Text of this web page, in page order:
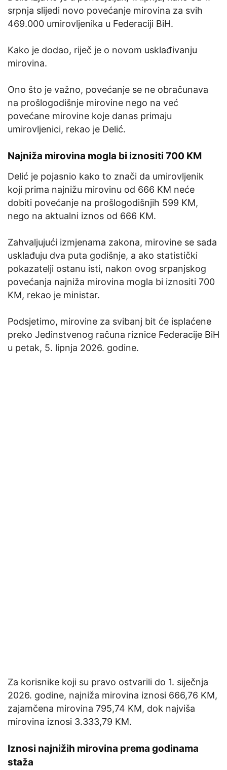
srpnja slijedi novo povećanje mirovina za svih
469.000 umirovljenika u Federaciji BiH.
Kako je dodao, riječ je o novom usklađivanju
mirovina.
Ono što je važno, povećanje se ne obračunava
na prošlogodišnje mirovine nego na već
povećane mirovine koje danas primaju
umirovljenici, rekao je Delić.
Najniža mirovina mogla bi iznositi 700 KM
Delić je pojasnio kako to znači da umirovljenik
koji prima najnižu mirovinu od 666 KM neće
dobiti povećanje na prošlogodišnjih 599 KM,
nego na aktualni iznos od 666 KM.
Zahvaljujući izmjenama zakona, mirovine se sada
usklađuju dva puta godišnje, a ako statistički
pokazatelji ostanu isti, nakon ovog srpanjskog
povećanja najniža mirovina mogla bi iznositi 700
KM, rekao je ministar.
Podsjetimo, mirovine za svibanj bit će isplaćene
preko Jedinstvenog računa riznice Federacije BiH
u petak, 5. lipnja 2026. godine.
Za korisnike koji su pravo ostvarili do 1. siječnja
2026. godine, najniža mirovina iznosi 666,76 KM,
zajamčena mirovina 795,74 KM, dok najviša
mirovina iznosi 3.333,79 KM.
Iznosi najnižih mirovina prema godinama
staža